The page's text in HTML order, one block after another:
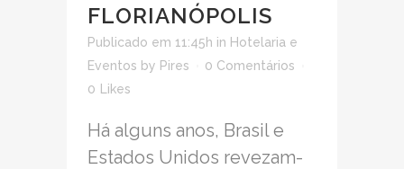
FLORIANÓPOLIS
Publicado em 11:45h in Hotelaria e
Eventos by Pires
0 Comentários
0
Likes
Há alguns anos, Brasil e
Estados Unidos revezam-